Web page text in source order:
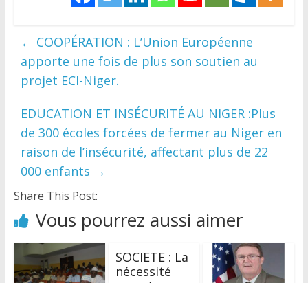
← COOPÉRATION : L’Union Européenne
apporte une fois de plus son soutien au
projet ECI-Niger.
EDUCATION ET INSÉCURITÉ AU NIGER :Plus
de 300 écoles forcées de fermer au Niger en
raison de l’insécurité, affectant plus de 22
000 enfants →
Share This Post:
Vous pourrez aussi aimer
SOCIETE : La
nécessité